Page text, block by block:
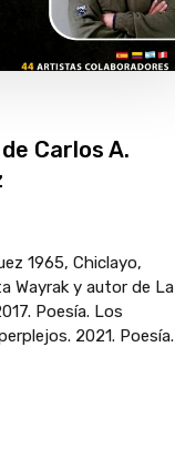
Carlos A.
1965, Chiclayo,
Wayrak y autor de La
Poesía. Los
2021. Poesía.